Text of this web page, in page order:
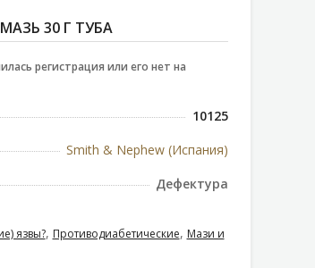
30 Г ТУБА
регистрация или его нет на
10125
Smith & Nephew (Испания)
Дефектура
язвы?, Противодиабетические, Мази и